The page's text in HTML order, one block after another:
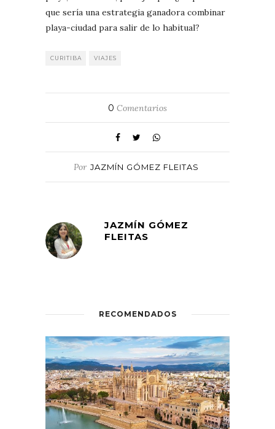
que sería una estrategia ganadora combinar
playa-ciudad para salir de lo habitual?
CURITIBA VIAJES
0 Comentarios
Por JAZMÍN GÓMEZ FLEITAS
JAZMÍN GÓMEZ
FLEITAS
RECOMENDADOS